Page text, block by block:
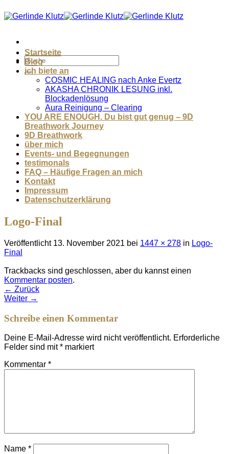
Inhalt
Startseite
Blog
ich biete an
COSMIC HEALING nach Anke Evertz
AKASHA CHRONIK LESUNG inkl.
Blockadenlösung
Aura Reinigung – Clearing
YOU ARE ENOUGH. Du bist gut genug – 9D
Breathwork Journey
9D Breathwork
über mich
Events- und Begegnungen
testimonals
FAQ – Häufige Fragen an mich
Kontakt
Impressum
Datenschutzerklärung
Logo-Final
Veröffentlicht 13. November 2021 bei 1447 × 278 in Logo-
Final
Trackbacks sind geschlossen, aber du kannst einen
Kommentar posten.
← Zurück
Weiter →
Schreibe einen Kommentar
Deine E-Mail-Adresse wird nicht veröffentlicht. Erforderliche
Felder sind mit* markiert
Kommentar *
Name *